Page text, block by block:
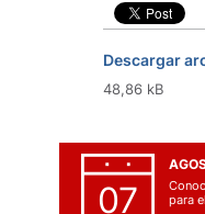
Descargar
48,86 kB
07
para